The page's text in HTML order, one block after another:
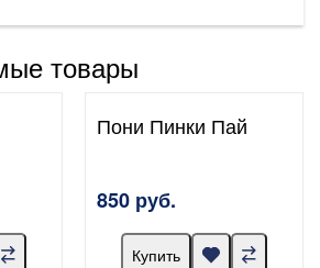
товары
Пони Пинки Пай
850 руб.
Купить